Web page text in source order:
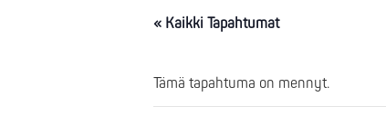
« Kaikki Tapahtumat
Tämä tapahtuma on mennyt.